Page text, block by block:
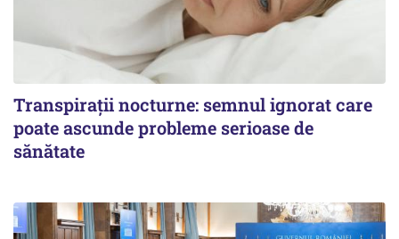
Transpirații nocturne: semnul ignorat care
poate ascunde probleme serioase de
sănătate